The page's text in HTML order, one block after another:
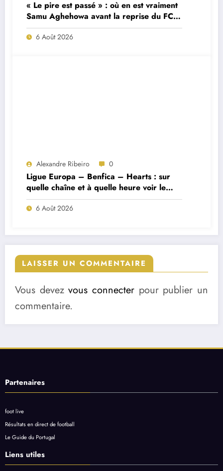
« Le pire est passé » : où en est vraiment
Samu Aghehowa avant la reprise du FC
Porto ?
6 Août 2026
Alexandre Ribeiro 0
Ligue Europa – Benfica – Hearts : sur
quelle chaîne et à quelle heure voir le
match ?
6 Août 2026
LAISSER UN COMMENTAIRE
Vous devezvous connecter pour publier un
commentaire.
Partenaires
foot live
Résultats en direct de football
Le Guide du Portugal
Liens utiles